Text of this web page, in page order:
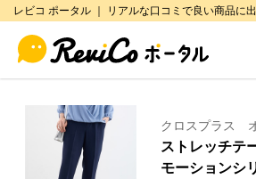
レビコ ポータル ｜ リアルな口コミで良い商品に
クロスプラス
ストレッチテ
モーションシ